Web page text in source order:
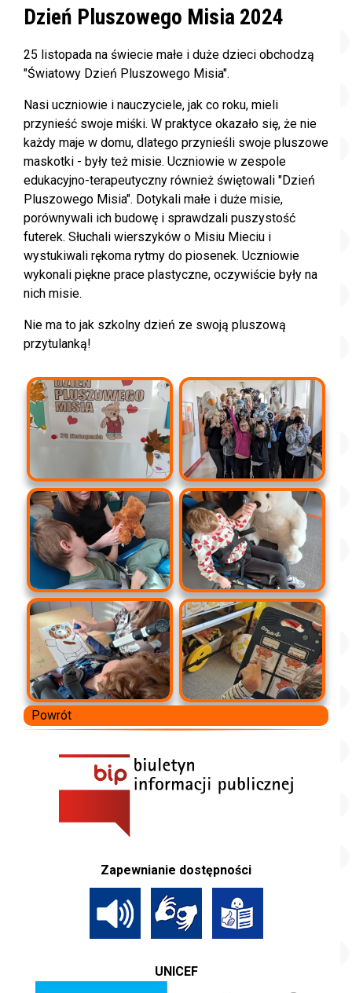
Dzień Pluszowego Misia 2024
25 listopada na świecie małe i duże dzieci obchodzą
"Światowy Dzień Pluszowego Misia".
Nasi uczniowie i nauczyciele, jak co roku, mieli
przynieść swoje miśki. W praktyce okazało się, że nie
każdy maje w domu, dlatego przynieśli swoje pluszowe
maskotki - były też misie. Uczniowie w zespole
edukacyjno-terapeutyczny również świętowali "Dzień
Pluszowego Misia". Dotykali małe i duże misie,
porównywali ich budowę i sprawdzali puszystość
futerek. Słuchali wierszyków o Misiu Mieciu i
wystukiwali rękoma rytmy do piosenek. Uczniowie
wykonali piękne prace plastyczne, oczywiście były na
nich misie.
Nie ma to jak szkolny dzień ze swoją pluszową
przytulanką!
Powrót
Zapewnianie dostępności
UNICEF